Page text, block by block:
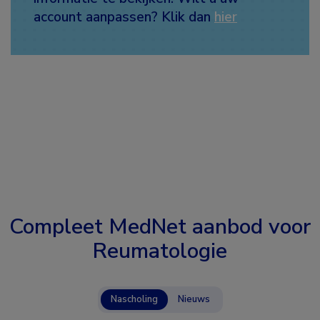
account aanpassen? Klik dan hier
Compleet MedNet aanbod voor
Reumatologie
Nascholing Nieuws